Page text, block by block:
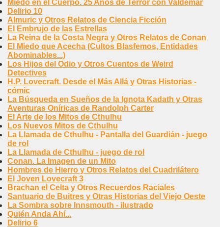
Miedo en el Cuerpo. 25 Años de Terror con Valdemar
Delirio 10
Almuric y Otros Relatos de Ciencia Ficción
El Embrujo de las Estrellas
La Reina de la Costa Negra y Otros Relatos de Conan
El Miedo que Acecha (Cultos Blasfemos, Entidades
Abominables...)
Los Hijos del Odio y Otros Cuentos de Weird
Detectives
H.P. Lovecraft. Desde el Más Allá y Otras Historias -
cómic
La Búsqueda en Sueños de la Ignota Kadath y Otras
Aventuras Oníricas de Randolph Carter
El Arte de los Mitos de Cthulhu
Los Nuevos Mitos de Cthulhu
La Llamada de Cthulhu - Pantalla del Guardián - juego
de rol
La Llamada de Cthulhu - juego de rol
Conan. La Imagen de un Mito
Hombres de Hierro y Otros Relatos del Cuadrilátero
El Joven Lovecraft 3
Brachan el Celta y Otros Recuerdos Raciales
Santuario de Buitres y Otras Historias del Viejo Oeste
La Sombra sobre Innsmouth - ilustrado
Quién Anda Ahí...
Delirio 6